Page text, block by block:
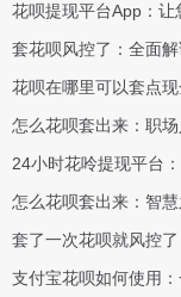
花呗提现平台App：让
套花呗风控了：全面
花呗在哪里可以套点现
怎么花呗套出来：职
24小时花呤提现平台
怎么花呗套出来：智
套了一次花呗就风控
支付宝花呗如何使用